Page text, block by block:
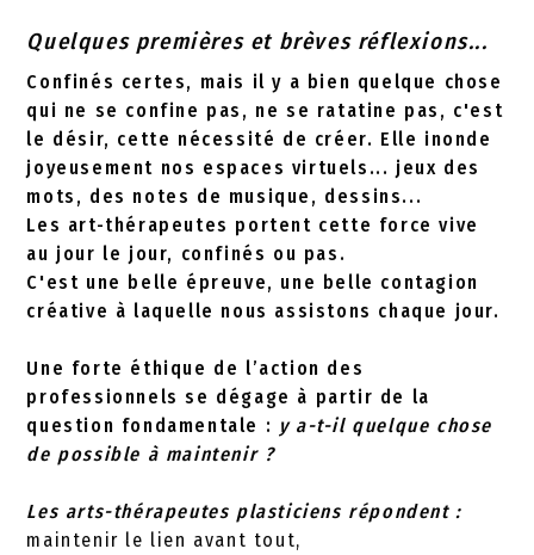
Quelques premières et brèves réflexions...
Confinés certes, mais il y a bien quelque chose
qui ne se confine pas, ne se ratatine pas, c'est
le désir, cette nécessité de créer. Elle inonde
joyeusement nos espaces virtuels... jeux des
mots, des notes de musique, dessins...
Les art-thérapeutes portent cette force vive
au jour le jour, confinés ou pas.
C'est une belle épreuve, une belle contagion
créative à laquelle nous assistons chaque jour.
Une forte éthique de l’action des
professionnels se dégage à partir de la
question fondamentale : y a-t-il quelque chose
de possible à maintenir ?
Les arts-thérapeutes plasticiens répondent :
maintenir le lien avant tout,